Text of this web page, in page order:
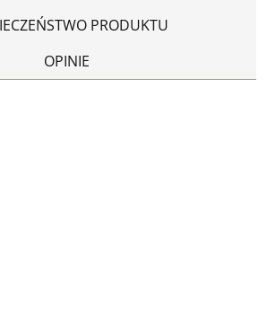
PRODUKTU
OPINIE